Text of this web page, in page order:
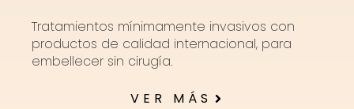
Tratamientos mínimamente invasivos con
productos de calidad internacional, para
embellecer sin cirugía.
VER MÁS